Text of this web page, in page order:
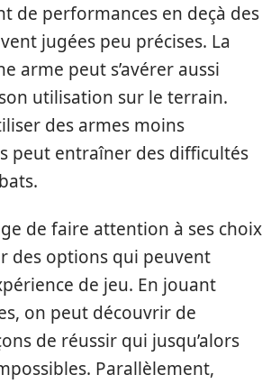
de performances en deçà des
jugées peu précises. La
arme peut s’avérer aussi
utilisation sur le terrain.
des armes moins
peut entraîner des difficultés
de faire attention à ses choix
des options qui peuvent
de jeu. En jouant
on peut découvrir de
de réussir qui jusqu’alors
Parallèlement,